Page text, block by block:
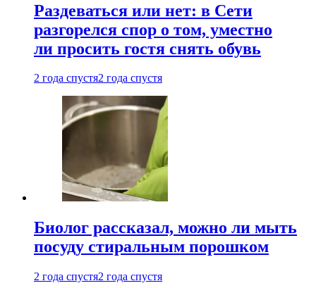
Раздеваться или нет: в Сети
разгорелся спор о том, уместно
ли просить гостя снять обувь
2 года спустя2 года спустя
Биолог рассказал, можно ли мыть
посуду стиральным порошком
2 года спустя2 года спустя